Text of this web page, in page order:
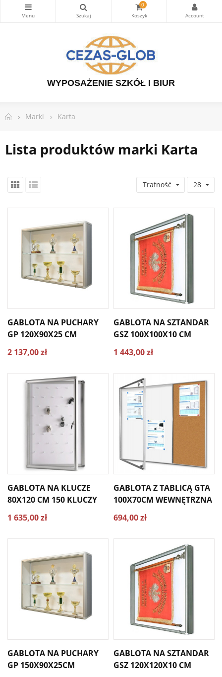
0
WYPOSAŻENIE SZKÓŁ I BIUR
Marki Karta
Lista produktów marki Karta
Trafność 28
GABLOTA NA PUCHARY
GP 120X90X25 CM
2 137,00 zł
GABLOTA NA SZTANDAR
GSZ 100X100X10 CM
1 443,00 zł
GABLOTA NA KLUCZE
80X120 CM 150 KLUCZY
1 635,00 zł
GABLOTA Z TABLICĄ GTA
100X70CM WEWNĘTRZNA
694,00 zł
GABLOTA NA PUCHARY
GP 150X90X25CM
GABLOTA NA SZTANDAR
GSZ 120X120X10 CM